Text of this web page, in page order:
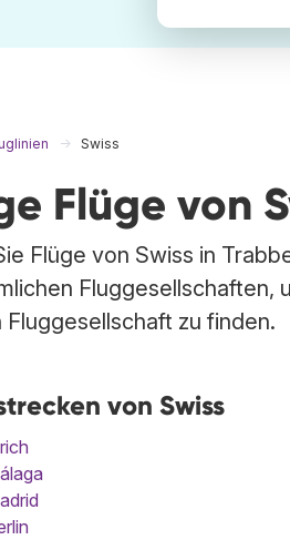
Swiss
Flüge von
Flüge von Swiss in
Fluggesellschaften,
Fluggesellschaft zu finden.
von Swiss